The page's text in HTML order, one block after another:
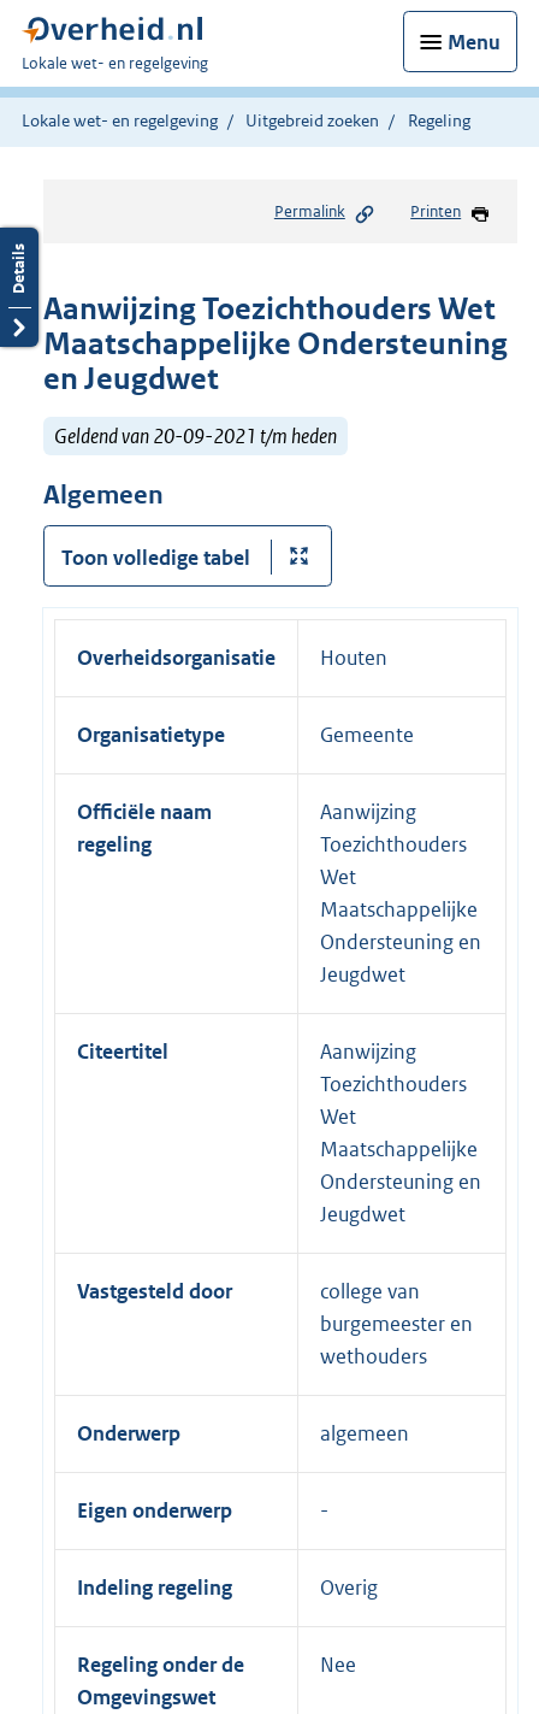
Menu
U
bent
hier:
Lokale wet- en regelgeving
Lokale wet- en regelgeving Uitgebreid zoeken Regeling
Permalink Printen
Aanwijzing Toezichthouders Wet
Maatschappelijke Ondersteuning
en Jeugdwet
Geldend van 20-09-2021 t/m heden
Algemeen
Toon volledige tabel
Overheidsorganisatie Houten
Organisatietype Gemeente
Officiële naam
regeling
Aanwijzing
Toezichthouders
Wet
Maatschappelijke
Ondersteuning en
Jeugdwet
Citeertitel
Aanwijzing
Toezichthouders
Wet
Maatschappelijke
Ondersteuning en
Jeugdwet
Vastgesteld door
college van
burgemeester en
wethouders
Onderwerp algemeen
Eigen onderwerp
Indeling regeling Overig
Regeling onder de
Omgevingswet
Nee